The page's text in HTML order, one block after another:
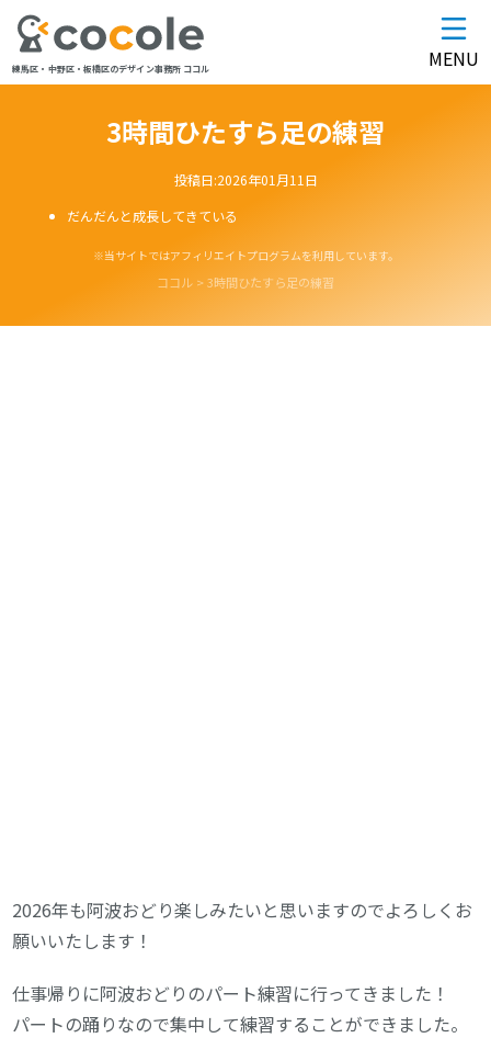
練馬区・中野区・板橋区のデザイン事務所 ココル MENU
3時間ひたすら足の練習
投稿日:2026年01月11日
だんだんと成長してきている
※当サイトではアフィリエイトプログラムを利用しています。
ココル >3時間ひたすら足の練習
2026年も阿波おどり楽しみたいと思いますのでよろしくお
願いいたします！
仕事帰りに阿波おどりのパート練習に行ってきました！
パートの踊りなので集中して練習することができました。